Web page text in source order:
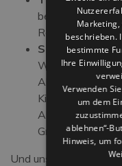
begleitender
Romagna zu
Soft Baby
Gruppentänzen !!
Und unser
Premium
beschrieben.
bestimmte
Ihre
Verwenden
um dem
ablehnen“-
Hinweis, um